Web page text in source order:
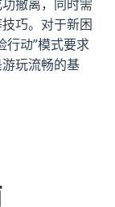
撤离，同时需
巧。对于新困
行动”模式要求
玩流畅的基